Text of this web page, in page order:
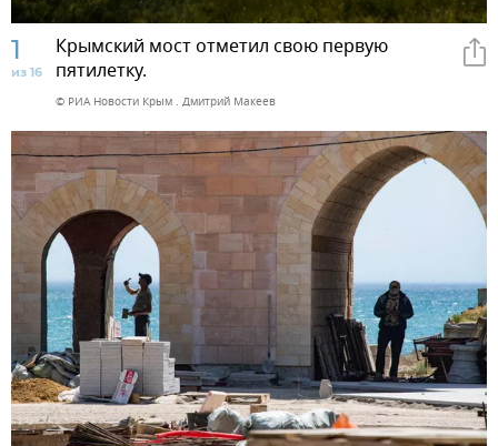
1
из 16
Крымский мост отметил свою первую
пятилетку.
© РИА Новости Крым . Дмитрий Макеев